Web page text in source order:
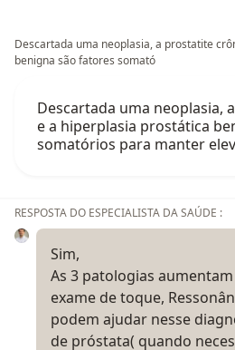
Descartada uma neoplasia, a prostatite
benigna são fatores somató
Descartada uma neoplasia,
e a hiperplasia prostática
somatórios para manter
RESPOSTA DO ESPECIALISTA DA SAÚDE :
Sim,
As 3 patologias aumentam
exame de toque,
podem ajudar nesse
de próstata( quando